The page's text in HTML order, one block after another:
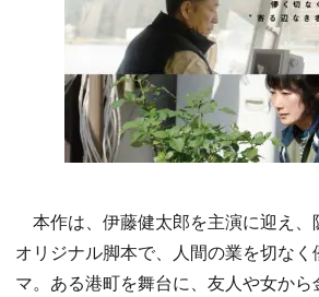
本作は、伊藤健太郎を主演に迎え、
オリジナル脚本で、人間の業を切なく
マ。ある港町を舞台に、友人や女か